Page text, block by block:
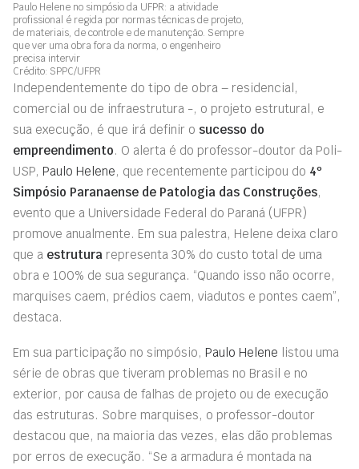
Paulo Helene no simpósio da UFPR: a atividade
profissional é regida por normas técnicas de projeto,
de materiais, de controle e de manutenção. Sempre
que ver uma obra fora da norma, o engenheiro
precisa intervir
Crédito: SPPC/UFPR
Independentemente do tipo de obra – residencial,
comercial ou de infraestrutura -, o projeto estrutural, e
sua execução, é que irá definir o sucesso do
empreendimento. O alerta é do professor-doutor da Poli-
USP, Paulo Helene, que recentemente participou do 4º
Simpósio Paranaense de Patologia das Construções,
evento que a Universidade Federal do Paraná (UFPR)
promove anualmente. Em sua palestra, Helene deixa claro
que a estrutura representa 30% do custo total de uma
obra e 100% de sua segurança. “Quando isso não ocorre,
marquises caem, prédios caem, viadutos e pontes caem”,
destaca.
Em sua participação no simpósio, Paulo Helene listou uma
série de obras que tiveram problemas no Brasil e no
exterior, por causa de falhas de projeto ou de execução
das estruturas. Sobre marquises, o professor-doutor
destacou que, na maioria das vezes, elas dão problemas
por erros de execução. “Se a armadura é montada na